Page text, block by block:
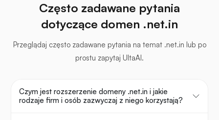
Często zadawane pytania
dotyczące domen .net.in
Przeglądaj często zadawane pytania na temat .net.in lub po
prostu zapytaj UltaAI.
Czym jest rozszerzenie domeny .net.in i jakie
rodzaje firm i osób zazwyczaj z niego korzystają?